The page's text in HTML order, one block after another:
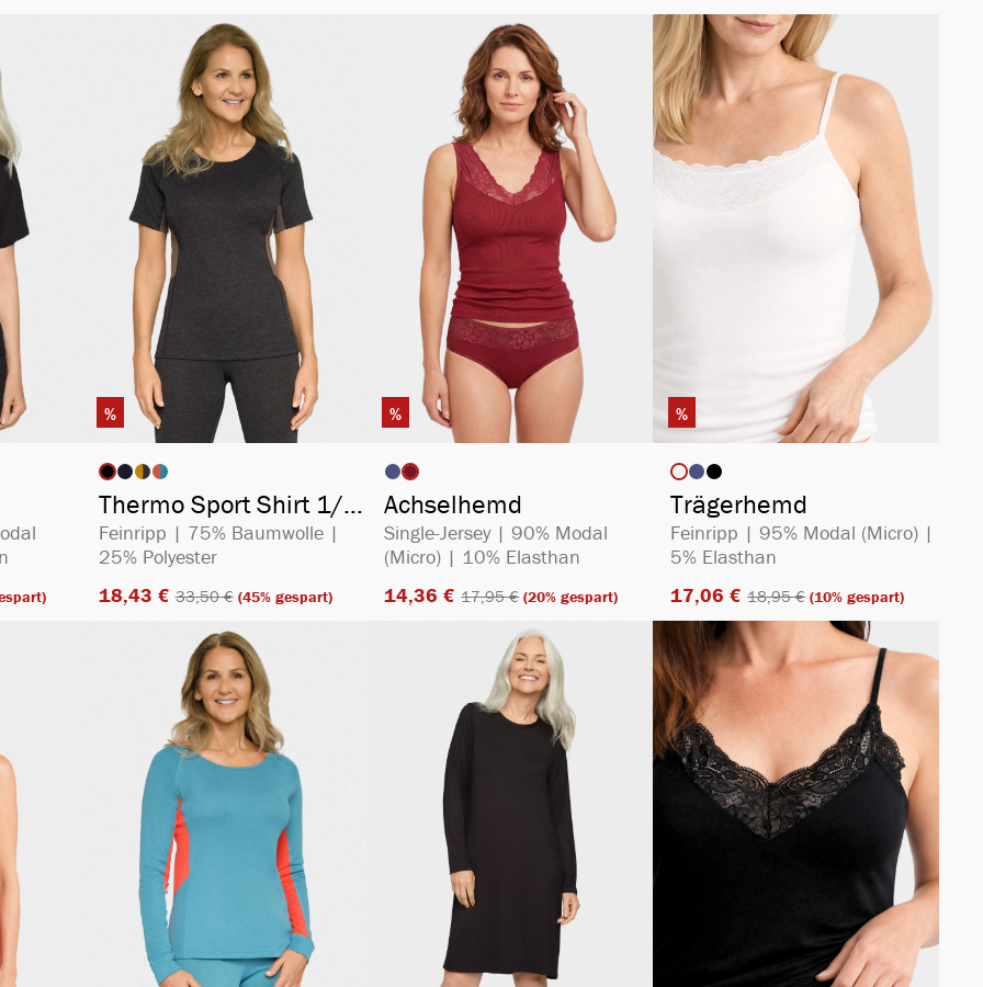
%
Artikelfarbe
Thermo Sport Shirt 1/4
Arm
Feinripp | 75% Baumwolle |
25% Polyester
18,43 €​ 33,50 €​(45% gespart)
%
Artikelfarbe
Achselhemd
Single-Jersey | 90% Modal
(Micro) | 10% Elasthan
14,36 €​ 17,95 €​(20% gespart)
%
Artikelfarbe
Trägerhemd
Feinripp | 95% Modal (Micro) |
5% Elasthan
17,06 €​ 18,95 €​(10% gespart)